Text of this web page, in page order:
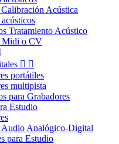
Acústica
Tratamiento Acústico
Midi o CV
 
portátiles
multipista
para Grabadores
Estudio
Audio Analógico-Digital
para Estudio